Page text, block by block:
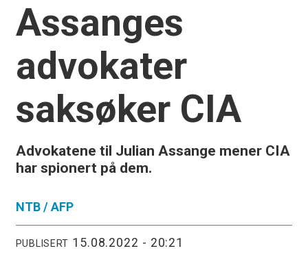
Assanges
advokater
saksøker CIA
Advokatene til Julian Assange mener CIA
har spionert på dem.
NTB / AFP
PUBLISERT 15.08.2022 - 20:21